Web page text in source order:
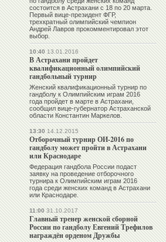
состоится в Астрахани с 18 по 20 марта.
Первый вице-президент ФГР,
трехкратный олимпийский чемпион
Андрей Лавровпрокомментировал этот
выбор.
10:4013.01.2016
В Астрахани пройдет
квалификационный олимпийский
гандбольный турнир
Женский квалификационный турнир по
гандболу к Олимпийским играм 2016
года пройдет в марте в Астрахани,
сообщил вице-губернатор Астраханской
области Константин Маркелов.
13:3014.12.2015
Отборочный турнир ОИ-2016 по
гандболу может пройти в Астрахани
или Краснодаре
Федерация гандбола России подаст
заявку на проведение отборочного
турнира к Олимпийским играм 2016
года среди женских команд в Астрахани
или Краснодаре.
11:0031.10.2017
Главный тренер женской сборной
России по гандболу Евгений Трефилов
награждён орденом Дружбы